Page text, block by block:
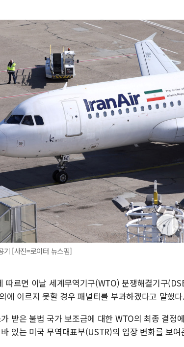
기 [사진=로이터 뉴스핌]
따르면 이날 세계무역기구(WTO) 분쟁해결기구
에 이르지 못할 경우 패널티를 부과하겠다고 말했다.
받은 불법 국가 보조금에 대한 WTO의 최종 결정
있는 미국 무역대표부(USTR)의 입장 변화를 보여